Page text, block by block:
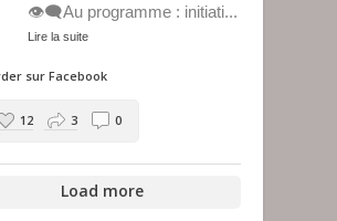
👁️‍🗨️Au programme : initiati...
Lire la suite
sur Facebook
12 3 0
Load more